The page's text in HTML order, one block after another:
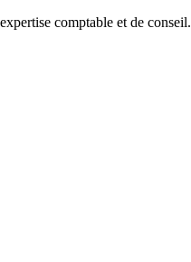
comptable et de conseil.